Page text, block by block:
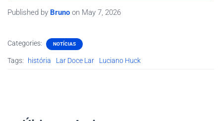
Published by Bruno on May 7, 2026
Categories: NOTÍCIAS
Tags: história Lar Doce Lar Luciano Huck